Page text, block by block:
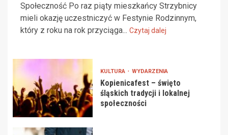
Społeczność Po raz piąty mieszkańcy Strzybnicy
mieli okazję uczestniczyć w Festynie Rodzinnym,
który z roku na rok przyciąga... Czytaj dalej
KULTURA WYDARZENIA
Kopienicafest – święto
śląskich tradycji i lokalnej
społeczności